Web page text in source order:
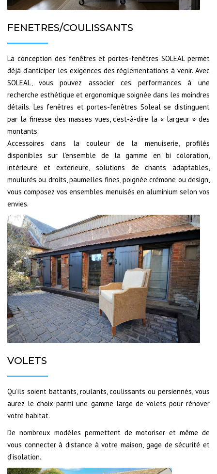
FENETRES/COULISSANTS
La conception des fenêtres et portes-fenêtres SOLEAL permet
déjà d’anticiper les exigences des réglementations à venir. Avec
SOLEAL, vous pouvez associer ces performances à une
recherche esthétique et ergonomique soignée dans les moindres
détails. Les fenêtres et portes-fenêtres Soleal se distinguent
par la finesse des masses vues, c’est-à-dire la « largeur » des
montants.
Accessoires dans la couleur de la menuiserie, profilés
disponibles sur l’ensemble de la gamme en bi coloration,
intérieure et extérieure, solutions de chants adaptables,
moulurés ou droits, paumelles fines, poignée crémone ou design,
vous composez vos ensembles menuisés en aluminium selon vos
envies.
VOLETS
Qu’ils soient battants, roulants, coulissants ou persiennés, vous
aurez le choix parmi une gamme large de volets pour rénover
votre habitat.
De nombreux modèles permettent de motoriser et même de
vous connecter à distance à votre maison, gage de sécurité et
d’isolation.